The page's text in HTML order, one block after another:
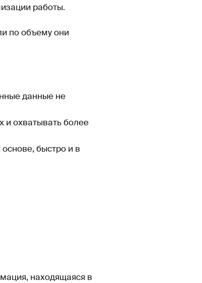
работы.
по объему они
данные не
и охватывать более
быстро и в
находящаяся в